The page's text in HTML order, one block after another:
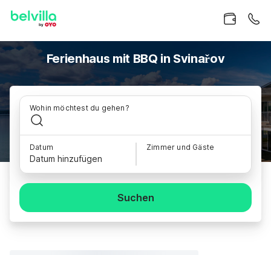
Ferienhaus mit BBQ in Svinařov
Wohin möchtest du gehen?
Datum
Datum hinzufügen
Zimmer und Gäste
Suchen